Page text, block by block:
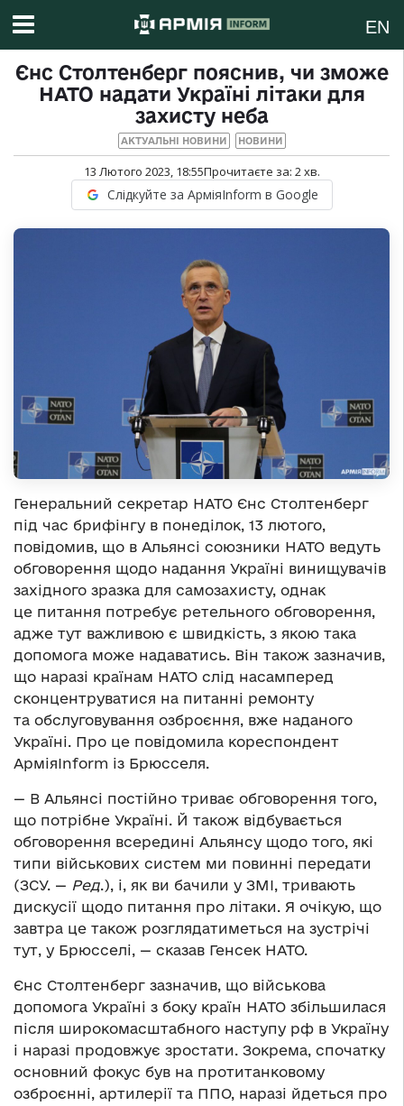
EN
Єнс Столтенберг пояснив, чи зможе
НАТО надати Україні літаки для
захисту неба
АКТУАЛЬНІ НОВИНИ НОВИНИ
13 Лютого 2023, 18:55Прочитаєте за: 2хв.
Слідкуйте за АрміяInform в Google
Генеральний секретар НАТО Єнс Столтенберг
під час брифінгу в понеділок, 13 лютого,
повідомив, що в Альянсі союзники НАТО ведуть
обговорення щодо надання Україні винищувачів
західного зразка для самозахисту, однак
це питання потребує ретельного обговорення,
адже тут важливою є швидкість, з якою така
допомога може надаватись. Він також зазначив,
що наразі країнам НАТО слід насамперед
сконцентруватися на питанні ремонту
та обслуговування озброєння, вже наданого
Україні. Про це повідомила кореспондент
АрміяInform із Брюсселя.
— В Альянсі постійно триває обговорення того,
що потрібне Україні. Й також відбувається
обговорення всередині Альянсу щодо того, які
типи військових систем ми повинні передати
(ЗСУ. — Ред.), і, як ви бачили у ЗМІ, тривають
дискусії щодо питання про літаки. Я очікую, що
завтра це також розглядатиметься на зустрічі
тут, у Брюсселі, — сказав Генсек НАТО.
Єнс Столтенберг зазначив, що військова
допомога Україні з боку країн НАТО збільшилася
після широкомасштабного наступу рф в Україну
і наразі продовжує зростати. Зокрема, спочатку
основний фокус був на протитанковому
озброєнні, артилерії та ППО, наразі йдеться про